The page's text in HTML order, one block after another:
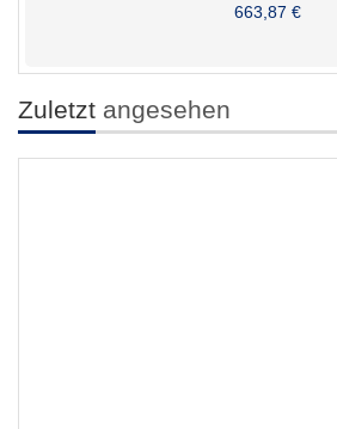
663,87 €
Zuletzt angesehen